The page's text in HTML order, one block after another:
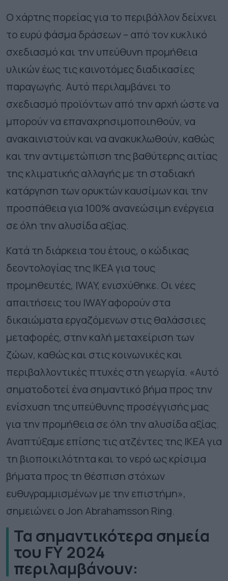
Ο χάρτης πορείας για το περιβάλλον δείχνει
το ευρύ φάσμα δράσεων – από τον κυκλικό
σχεδιασμό και την υπεύθυνη προμήθεια
υλικών έως τις καινοτόμες διαδικασίες
παραγωγής. Αυτό περιλαμβάνει το
σχεδιασμό προϊόντων από την αρχή ώστε να
μπορούν να επαναχρησιμοποιηθούν, να
ανακαινιστούν και να ανακυκλωθούν, καθώς
και την αντιμετώπιση της βαθύτερης αιτίας
της κλιματικής αλλαγής με τη σταδιακή
κατάργηση των ορυκτών καυσίμων και την
προσπάθεια για 100% ανανεώσιμη ενέργεια
σε όλη την αλυσίδα αξίας.
Κατά τη διάρκεια του έτους, ο κώδικας
δεοντολογίας της ΙΚΕΑ για τους
προμηθευτές, IWAY, ενισχύθηκε. Οι νέες
απαιτήσεις του IWAY αφορούν στα
δικαιώματα εργαζόμενων στις θαλάσσιες
μεταφορές, στην καλή μεταχείριση των
ζώων, καθώς και στις κοινωνικές και
περιβαλλοντικές πτυχές στη γεωργία. «Αυτό
σηματοδοτεί ένα σημαντικό βήμα προς την
ενίσχυση της υπεύθυνης προσέγγισής μας
για την προμήθεια σε όλη την αλυσίδα αξίας.
Αναπτύξαμε επίσης τις ατζέντες της ΙΚΕΑ για
τη βιοποικιλότητα και το νερό ως κρίσιμα
βήματα προς τη θέσπιση στόχων
ευθυγραμμισμένων με την επιστήμη»,
σημειώνει ο Jon Abrahamsson Ring.
Τα σημαντικότερα σημεία
του FY 2024
περιλαμβάνουν: